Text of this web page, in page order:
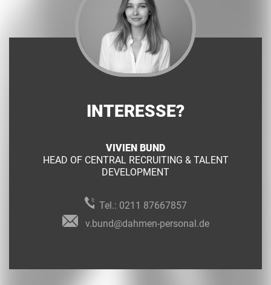
INTERESSE?
VIVIEN BUND
HEAD OF CENTRAL RECRUITING & TALENT
DEVELOPMENT
Tel.: 0211 87667857
v.bund@dahmen-personal.de